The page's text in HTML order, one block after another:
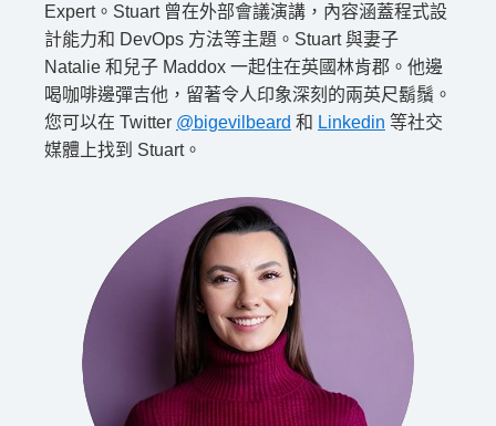
Expert。Stuart 曾在外部會議演講，內容涵蓋程式設
計能力和 DevOps 方法等主題。Stuart 與妻子
Natalie 和兒子 Maddox 一起住在英國林肯郡。他邊
喝咖啡邊彈吉他，留著令人印象深刻的兩英尺鬍鬚。
您可以在 Twitter @bigevilbeard 和 Linkedin 等社交
媒體上找到 Stuart。